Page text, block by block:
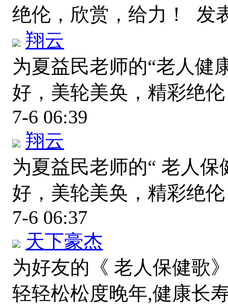
绝伦，欣赏，给力！ 发
翔云
为夏益民老师的“老人健
好，美轮美奂，精彩绝
7-6 06:39
翔云
为夏益民老师的“ 老人
好，美轮美奂，精彩绝
7-6 06:37
天下豪杰
为好友的《 老人保健歌
轻轻松松度晚年,健康长